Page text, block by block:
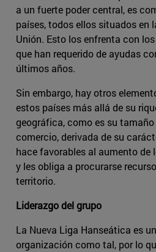
a un fuerte poder central, es
países, todos ellos situados en
Unión. Esto los enfrenta con
que han requerido de ayudas
últimos años.
Sin embargo, hay otros
estos países más allá de su
geográfica, como es su
comercio, derivada de su
hace favorables al aumento
y les obliga a procurarse
territorio.
Liderazgo del grupo
La Nueva Liga Hanseática es
organización como tal, por lo